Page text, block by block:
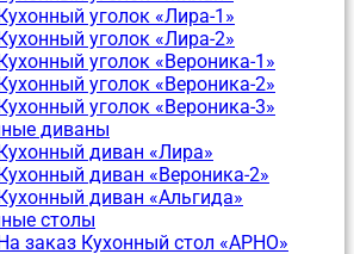
уголок «Лира-1»
уголок «Лира-2»
уголок «Вероника-1»
уголок «Вероника-2»
уголок «Вероника-3»
диваны
диван «Лира»
диван «Вероника-2»
диван «Альгида»
столы
заказ Кухонный стол «АРНО»